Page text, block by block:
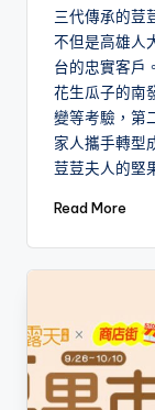
三代傳承的荳
不但是高雄人
台的忠實客戶
花生瓜子的南
變等考驗，第
家人攜手轉型
荳荳夫人的堅
Read More